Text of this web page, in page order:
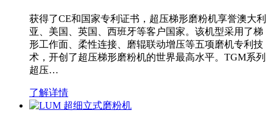
获得了CE和国家专利证书，超压梯形磨粉机享誉澳大利
亚、美国、英国、西班牙等客户国家。该机型采用了梯
形工作面、柔性连接、磨辊联动增压等五项磨机专利技
术，开创了超压梯形磨粉机的世界最高水平。TGM系列
超压…
了解详情